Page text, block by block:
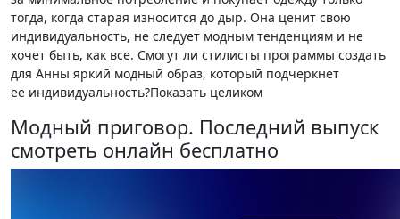
тогда, когда старая износится до дыр. Она ценит свою
индивидуальность, не следует модным тенденциям и не
хочет быть, как все. Смогут ли стилисты программы создать
для Анны яркий модный образ, который подчеркнет
ее индивидуальность?Показать целиком
Модный приговор. Последний выпуск
смотреть онлайн бесплатно